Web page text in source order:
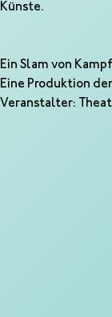
Künste.
Ein Slam von
Eine Produktion
Veranstalter: